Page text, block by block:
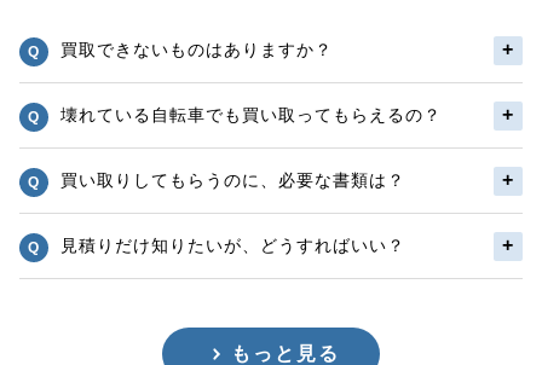
買取できないものはありますか？
壊れている自転車でも買い取ってもらえるの？
買い取りしてもらうのに、必要な書類は？
見積りだけ知りたいが、どうすればいい？
もっと見る